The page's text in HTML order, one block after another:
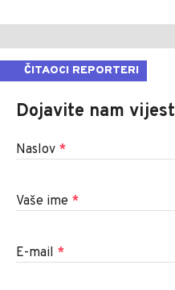
ČITAOCI REPORTERI
Dojavite nam vijest
Naslov *
Vaše ime *
E-mail *